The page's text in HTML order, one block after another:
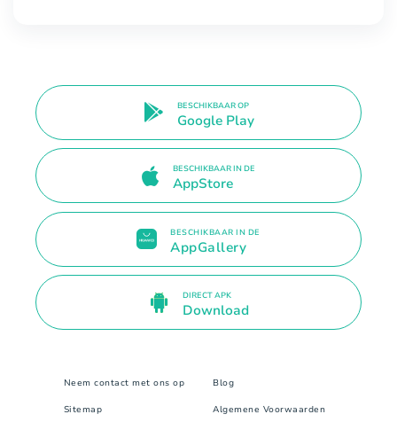
BESCHIKBAAR OP
Google Play
BESCHIKBAAR IN DE
AppStore
BESCHIKBAAR IN DE
AppGallery
DIRECT APK
Download
Neem contact met ons op Blog
Sitemap Algemene Voorwaarden